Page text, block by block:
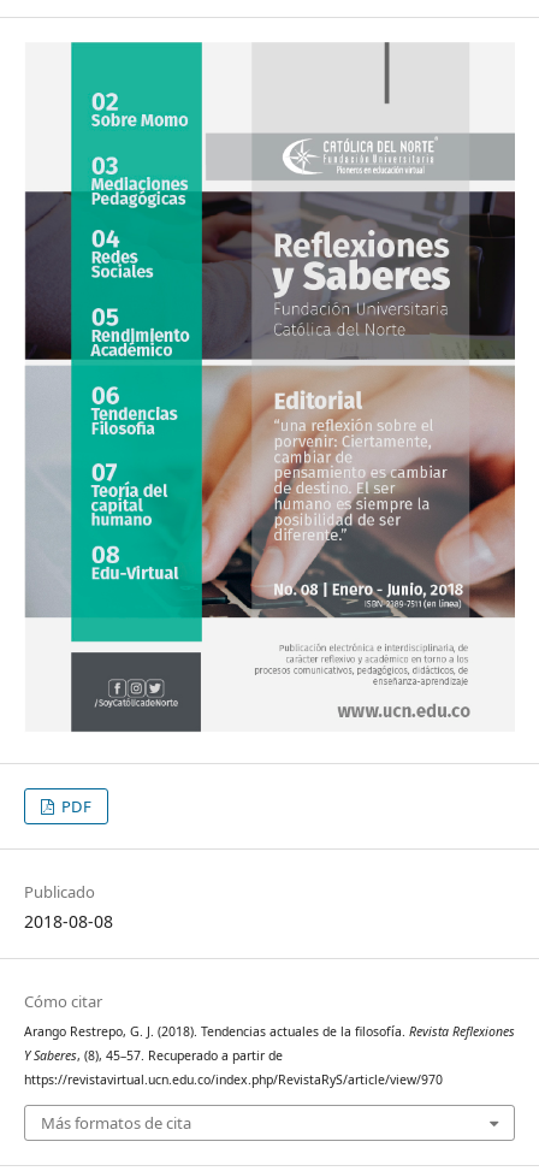
PDF
Publicado
2018-08-08
Cómo citar
Arango Restrepo, G. J. (2018). Tendencias actuales de la filosofía. Revista Reflexiones
Y Saberes, (8), 45–57. Recuperado a partir de
https://revistavirtual.ucn.edu.co/index.php/RevistaRyS/article/view/970
Más formatos de cita